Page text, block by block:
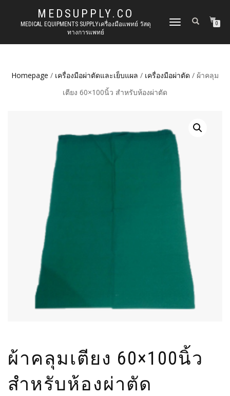
MEDSUPPLY.CO
MEDICAL EQUIPMENTS SUPPLYเครื่องมือแพทย์ วัสดุ
ทางการแพทย์
TOGGLE
0
Homepage / เครื่องมือผ่าตัดและเย็บแผล / เครื่องมือผ่าตัด / ผ้าคลุม
เตียง 60×100นิ้ว สำหรับห้องผ่าตัด
ผ้าคลุมเตียง 60×100นิ้ว
สำหรับห้องผ่าตัด